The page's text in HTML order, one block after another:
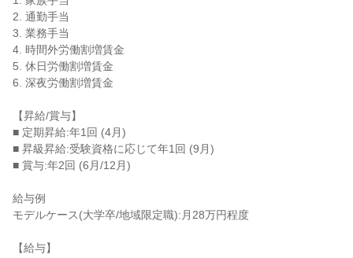
2. 通勤手当
3. 業務手当
4. 時間外労働割増賃金
5. 休日労働割増賃金
6. 深夜労働割増賃金
【昇給/賞与】
■ 定期昇給:年1回 (4月)
■ 昇級昇給:受験資格に応じて年1回 (9月)
■ 賞与:年2回 (6月/12月)
給与例
モデルケース(大学卒/地域限定職):月28万円程度
【給与】